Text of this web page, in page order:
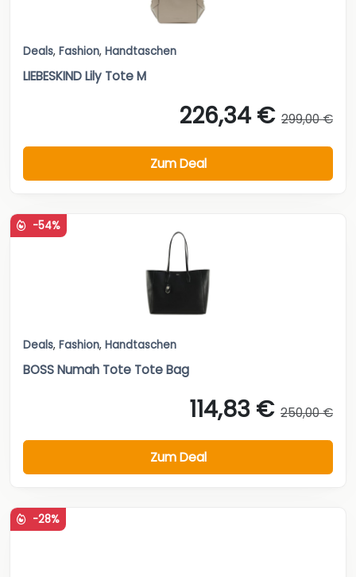
Deals, Fashion, Handtaschen
LIEBESKIND Lily Tote M
226,34 € 299,00 €
Zum Deal
-54%
Deals, Fashion, Handtaschen
BOSS Numah Tote Tote Bag
114,83 € 250,00 €
Zum Deal
-28%